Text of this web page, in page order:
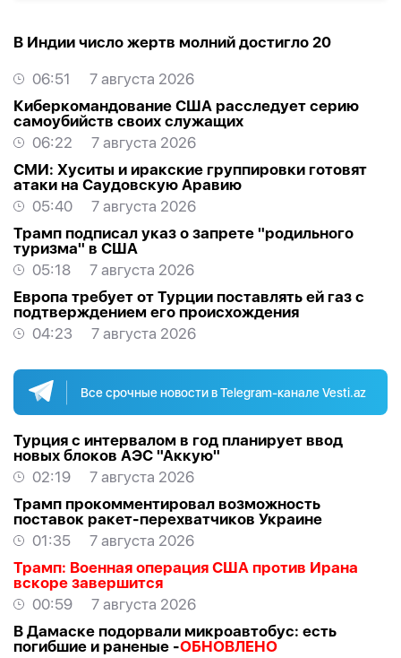
В Индии число жертв молний достигло 20
06:51
7 августа 2026
Киберкомандование США расследует серию
самоубийств своих служащих
06:22
7 августа 2026
СМИ: Хуситы и иракские группировки готовят
атаки на Саудовскую Аравию
05:40
7 августа 2026
Трамп подписал указ о запрете "родильного
туризма" в США
05:18
7 августа 2026
Европа требует от Турции поставлять ей газ с
подтверждением его происхождения
04:23
7 августа 2026
Все срочные новости в Telegram-канале Vesti.az
Турция с интервалом в год планирует ввод
новых блоков АЭС "Аккую"
02:19
7 августа 2026
Трамп прокомментировал возможность
поставок ракет-перехватчиков Украине
01:35
7 августа 2026
Трамп: Военная операция США против Ирана
вскоре завершится
00:59
7 августа 2026
В Дамаске подорвали микроавтобус: есть
погибшие и раненые -ОБНОВЛЕНО